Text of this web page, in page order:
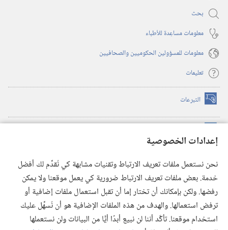
إعدادات الخصوصية
نحن نستعمل ملفات تعريف الارتباط وتقنيات مشابهة كي نُقدِّم لك أفضل
خدمة. بعض ملفات تعريف الارتباط ضرورية كي يعمل موقعنا ولا يمكن
رفضها. ولكن بإمكانك أن تختار إما أن تقبل استعمال ملفات إضافية أو
ترفض استعمالها. والهدف من هذه الملفات الإضافية هو أن نُسهِّل عليك
استخدام موقعنا. تأكَّد أننا لن نبيع أبدًا أيًّا من البيانات ولن نستعملها
بحث
معلومات مساعِدة للأطباء
معلومات للمسؤولين الحكوميين والصحافيين
تعليمات
التبرعات (يفتح
نافذة
(يفتح
نافذة
(يفتح
نافذة
جديدة) تطبيق ®
JW Library
مكتبة برج المراقبة